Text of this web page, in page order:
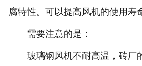
腐特性。可以提高风机的使用寿
需要注意的是：
玻璃钢风机不耐高温，砖厂